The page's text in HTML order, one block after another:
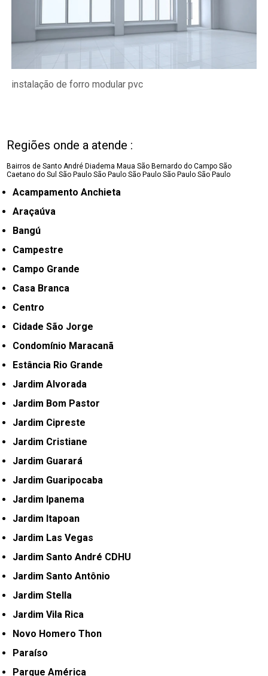
instalação de forro modular pvc
Regiões onde a atende :
Bairros de Santo André Diadema Maua São Bernardo do Campo São
Caetano do SulSão Paulo São Paulo São Paulo São Paulo São Paulo
Acampamento Anchieta
Araçaúva
Bangú
Campestre
Campo Grande
Casa Branca
Centro
Cidade São Jorge
Condomínio Maracanã
Estância Rio Grande
Jardim Alvorada
Jardim Bom Pastor
Jardim Cipreste
Jardim Cristiane
Jardim Guarará
Jardim Guaripocaba
Jardim Ipanema
Jardim Itapoan
Jardim Las Vegas
Jardim Santo André CDHU
Jardim Santo Antônio
Jardim Stella
Jardim Vila Rica
Novo Homero Thon
Paraíso
Parque América